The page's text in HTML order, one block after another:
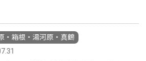
・箱根・湯河原・真鶴